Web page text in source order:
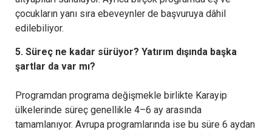
çocukların yanı sıra ebeveynler de başvuruya dâhil
edilebiliyor.
5. Süreç ne kadar sürüyor? Yatırım dışında başka
şartlar da var mı?
Programdan programa değişmekle birlikte Karayip
ülkelerinde süreç genellikle 4–6 ay arasında
tamamlanıyor. Avrupa programlarında ise bu süre 6 aydan